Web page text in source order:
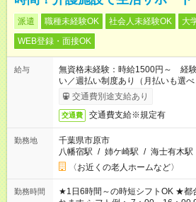
派遣 職種未経験OK 社会人未経験OK 大
WEB登録・面接OK
給与
無資格未経験：時給1500円～ 経
い／週払い制度あり（月払いも選
完了次第のお支払いとなります。
交通費別途支給あり
交通費 交通費支給※規定有
勤務地
千葉県市原市
八幡宿駅 / 姉ケ崎駅 / 海士有木駅
〈お近くの老人ホームなど〉
勤務時間
★1日6時間～の時短シフトOK ★都合に合わせてシフトが決めら